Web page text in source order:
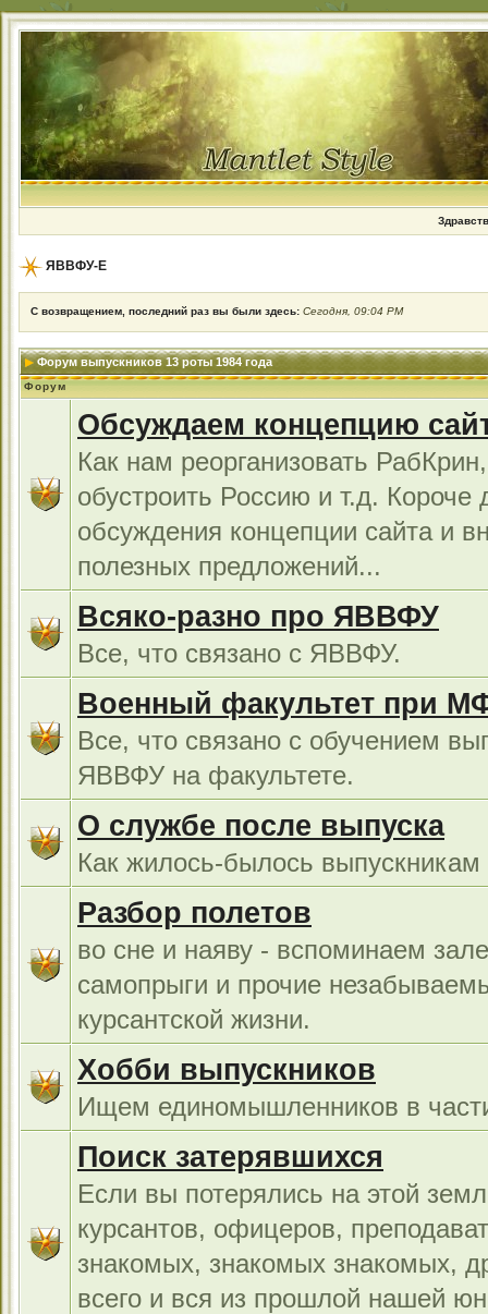
ЯВВФУ-Е
С возвращением, последний раз вы были здесь: Сегодня, 09:04 PM
Форум выпускников 13 роты 1984 года
Форум
Обсуждаем концепцию
Как нам реорганизовать
обустроить Россию и т.д. Короче
обсуждения концепции сайта и
полезных предложений...
Всяко-разно про ЯВВФУ
Все, что связано с ЯВВФУ.
Военный факультет при
Все, что связано с обучением
ЯВВФУ на факультете.
О службе после выпуска
Как жилось-былось выпускникам
Разбор полетов
во сне и наяву - вспоминаем
самопрыги и прочие
курсантской жизни.
Хобби выпускников
Ищем единомышленников в
Поиск затерявшихся
Если вы потерялись на этой
курсантов, офицеров,
знакомых, знакомых знакомых,
всего и вся из прошлой нашей